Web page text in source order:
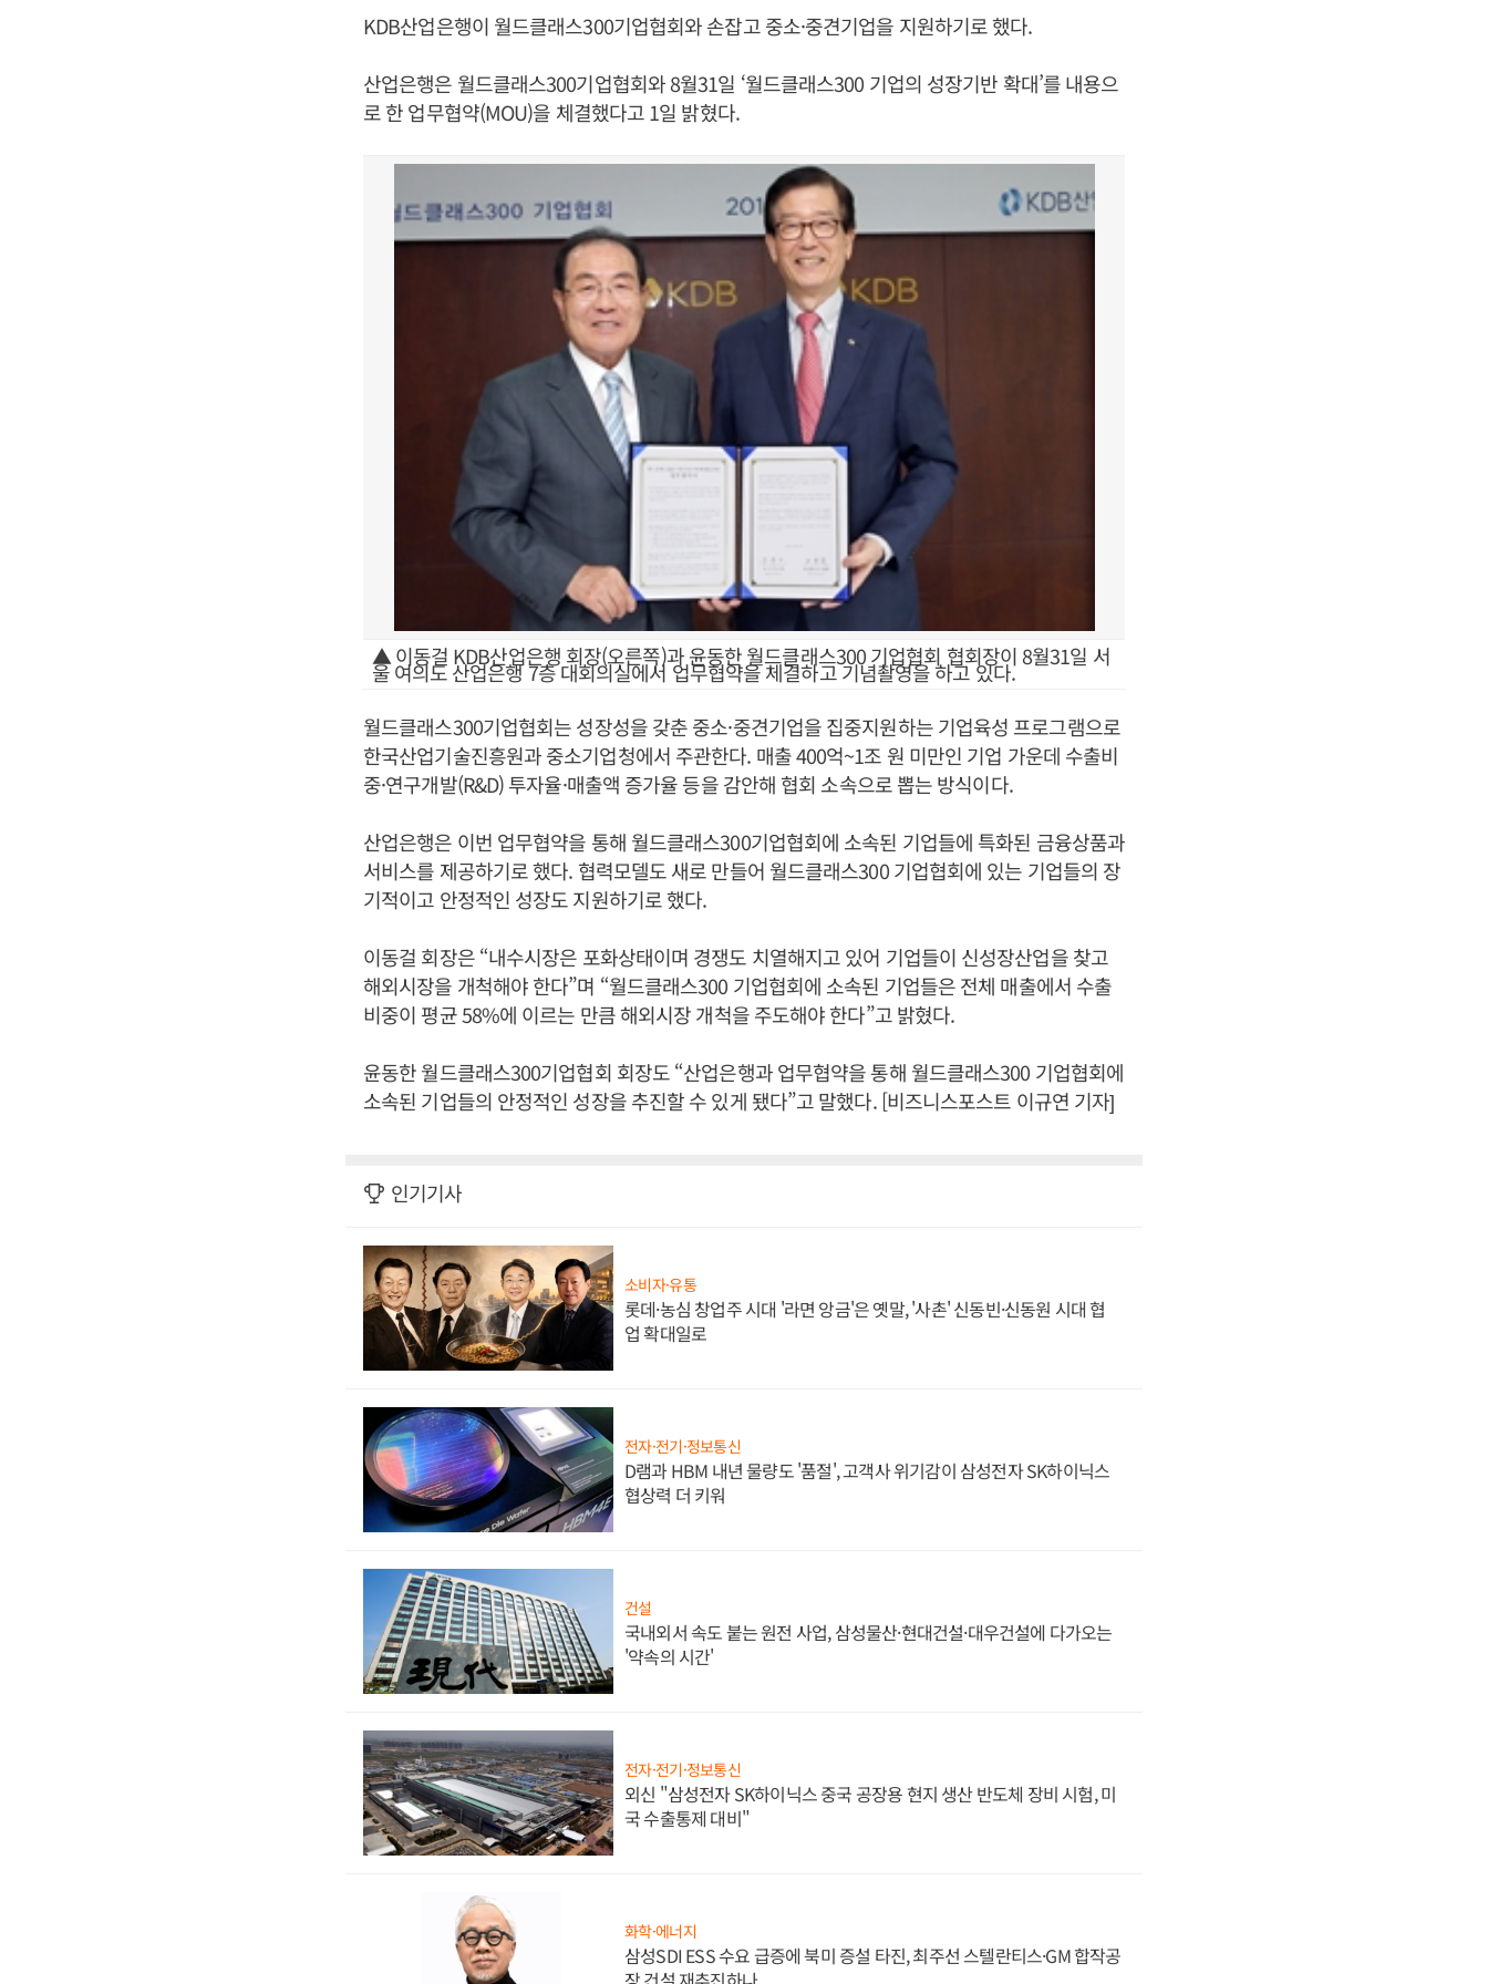
KDB산업은행이 월드클래스300기업협회와 손잡고 중소·중견기업을 지원하기로 했다.
산업은행은 월드클래스300기업협회와 8월31일 ‘월드클래스300 기업의 성장기반 확대’를 내용으
로 한 업무협약(MOU)을 체결했다고 1일 밝혔다.
▲ 이동걸 KDB산업은행 회장(오른쪽)과 윤동한 월드클래스300 기업협회 협회장이 8월31일 서
울 여의도 산업은행 7층 대회의실에서 업무협약을 체결하고 기념촬영을 하고 있다.
월드클래스300기업협회는 성장성을 갖춘 중소·중견기업을 집중지원하는 기업육성 프로그램으로
한국산업기술진흥원과 중소기업청에서 주관한다. 매출 400억~1조 원 미만인 기업 가운데 수출비
중·연구개발(R&D) 투자율·매출액 증가율 등을 감안해 협회 소속으로 뽑는 방식이다.
산업은행은 이번 업무협약을 통해 월드클래스300기업협회에 소속된 기업들에 특화된 금융상품과
서비스를 제공하기로 했다. 협력모델도 새로 만들어 월드클래스300 기업협회에 있는 기업들의 장
기적이고 안정적인 성장도 지원하기로 했다.
이동걸 회장은 “내수시장은 포화상태이며 경쟁도 치열해지고 있어 기업들이 신성장산업을 찾고
해외시장을 개척해야 한다”며 “월드클래스300 기업협회에 소속된 기업들은 전체 매출에서 수출
비중이 평균 58%에 이르는 만큼 해외시장 개척을 주도해야 한다”고 밝혔다.
윤동한 월드클래스300기업협회 회장도 “산업은행과 업무협약을 통해 월드클래스300 기업협회에
소속된 기업들의 안정적인 성장을 추진할 수 있게 됐다”고 말했다. [비즈니스포스트 이규연 기자]
인기기사
소비자·유통
롯데·농심 창업주 시대 '라면 앙금'은 옛말, '사촌' 신동빈·신동원 시대 협
업 확대일로
전자·전기·정보통신
D램과 HBM 내년 물량도 '품절', 고객사 위기감이 삼성전자 SK하이닉스
협상력 더 키워
건설
국내외서 속도 붙는 원전 사업, 삼성물산·현대건설·대우건설에 다가오는
'약속의 시간'
전자·전기·정보통신
외신 "삼성전자 SK하이닉스 중국 공장용 현지 생산 반도체 장비 시험, 미
국 수출통제 대비"
화학·에너지
삼성SDI ESS 수요 급증에 북미 증설 타진, 최주선 스텔란티스·GM 합작공